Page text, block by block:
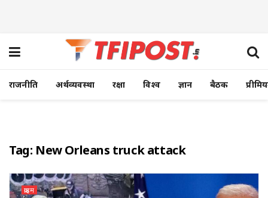
राजनीति अर्थव्यवस्था रक्षा विश्व ज्ञान बैठक
Tag: New Orleans truck attack
क्राइम